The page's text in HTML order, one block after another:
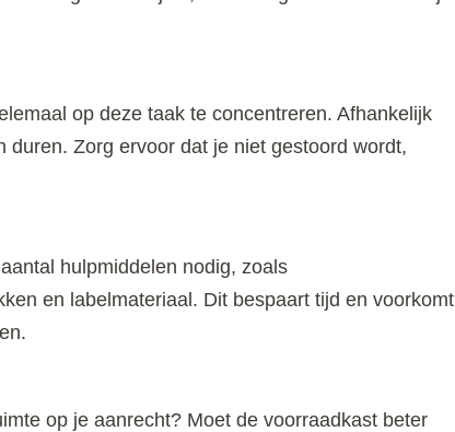
op deze taak te concentreren. Afhankelijk
Zorg ervoor dat je niet gestoord wordt,
hulpmiddelen nodig, zoals
en labelmateriaal. Dit bespaart tijd en voorkomt
op je aanrecht? Moet de voorraadkast beter